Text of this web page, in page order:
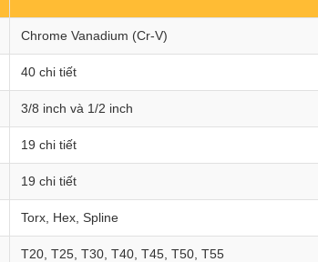
Chrome Vanadium (Cr-V)
40 chi tiết
3/8 inch và 1/2 inch
19 chi tiết
19 chi tiết
Torx, Hex, Spline
T20, T25, T30, T40, T45, T50, T55